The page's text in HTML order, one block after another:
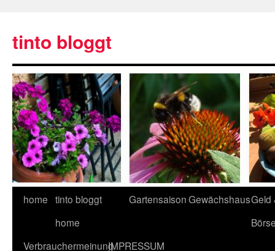
tinto bloggt
home tinto bloggt
home
GartensaisonGewächshausGeld
VerbrauchermeinungIMPRESSUM